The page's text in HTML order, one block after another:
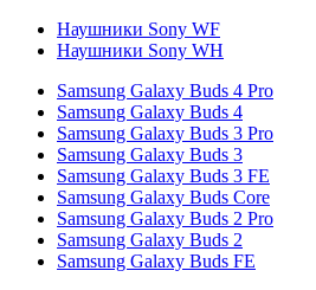
Наушники Sony WF
Наушники Sony WH
Samsung Galaxy Buds 4 Pro
Samsung Galaxy Buds 4
Samsung Galaxy Buds 3 Pro
Samsung Galaxy Buds 3
Samsung Galaxy Buds 3 FE
Samsung Galaxy Buds Core
Samsung Galaxy Buds 2 Pro
Samsung Galaxy Buds 2
Samsung Galaxy Buds FE